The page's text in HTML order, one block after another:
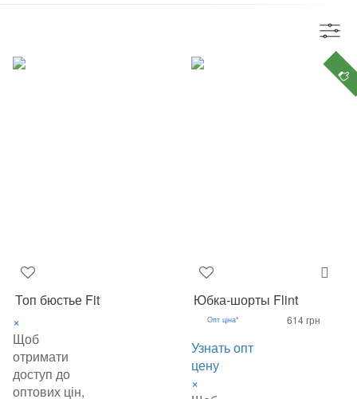
Топ бюстье Fit
×
Щоб
отримати
доступ до
оптових цін,
Юбка-шорты Flint
Опт ціна*
Узнать опт
цену
×
614 грн